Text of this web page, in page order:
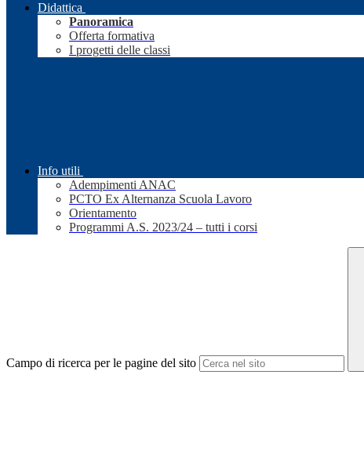
Didattica
Panoramica
Offerta formativa
I progetti delle classi
Info utili
Adempimenti ANAC
PCTO Ex Alternanza Scuola Lavoro
Orientamento
Programmi A.S. 2023/24 – tutti i corsi
Campo di ricerca per le pagine del sito